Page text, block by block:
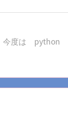
今度は python